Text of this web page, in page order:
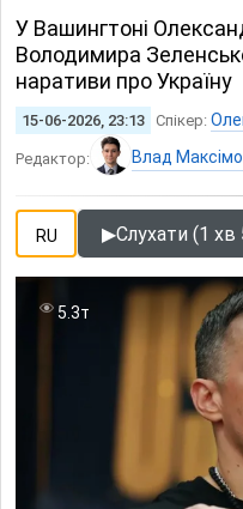
У Вашингтоні
Володимира
наративи про Україну
15-06-2026, 23:13 Спікер:
Редактор: Влад
RU ▶Слухати (1 хв
5.3т